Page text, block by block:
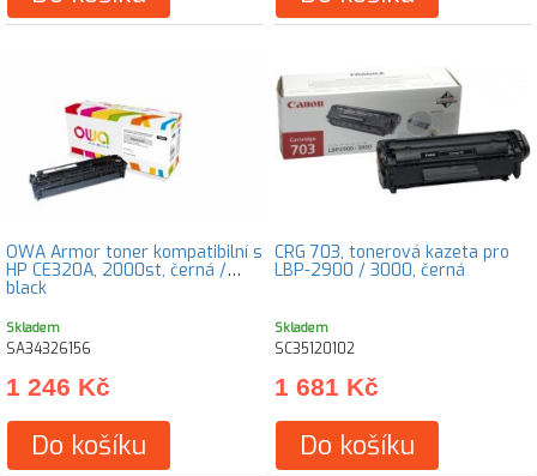
OWA Armor toner kompatibilní s
HP CE320A, 2000st, černá /
black
Skladem
SA34326156
1 246 Kč
Do košíku
CRG 703, tonerová kazeta pro
LBP-2900 / 3000, černá
Skladem
SC35120102
1 681 Kč
Do košíku